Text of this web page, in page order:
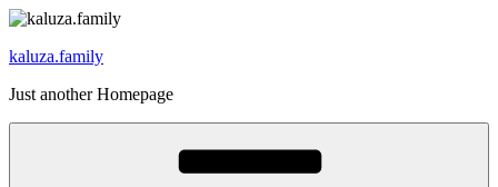
Zum
springen
kaluza.family
Just another Homepage